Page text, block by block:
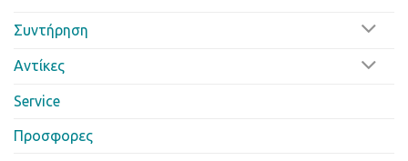
Συντήρηση
Αντίκες
Service
Προσφορες